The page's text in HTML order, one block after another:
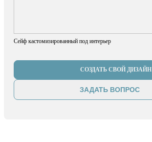
Сейф кастомизированный под интерьер
СОЗДАТЬ СВОЙ ДИЗАЙН
ЗАДАТЬ ВОПРОС